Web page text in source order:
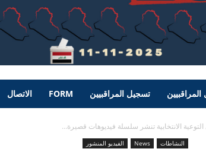
الاتصال FORM تسجيل المراقبيين
الانتخابية تنشر سلسلة فيديوهات قصيرة...
النشاطات News الفيديو المنشور